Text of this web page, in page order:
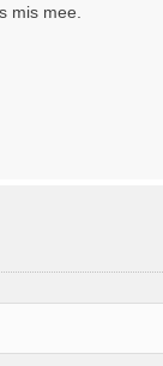
mis mee.